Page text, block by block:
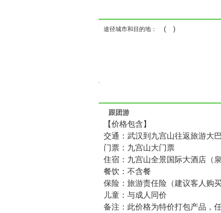
途径城市和目的地： ( )
跟团游
【价格包含】
交通：武汉到九宫山往返旅游大
门票：九宫山大门票
住宿：九宫山全景国际大酒店（
餐饮：不含餐
保险：旅游责任险（建议客人购
儿童：与成人同价
备注：此价格为特价打包产品，